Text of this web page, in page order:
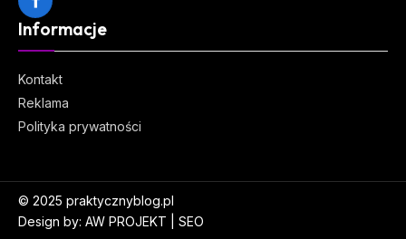
Facebook
Informacje
Kontakt
Reklama
Polityka prywatności
© 2025 praktycznyblog.pl
Design by: AW PROJEKT SEO